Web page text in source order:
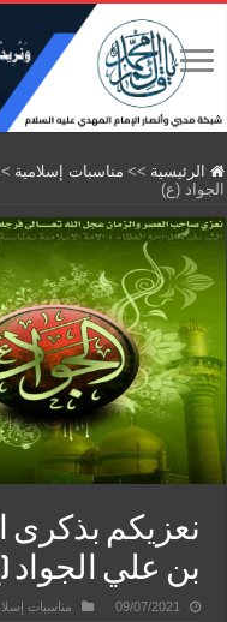
الرئيسية >> مناسبات إسلامية
الجواد (ع)
نعزيكم بذكرى
بن علي الجواد
09/07/2021 مناسبات